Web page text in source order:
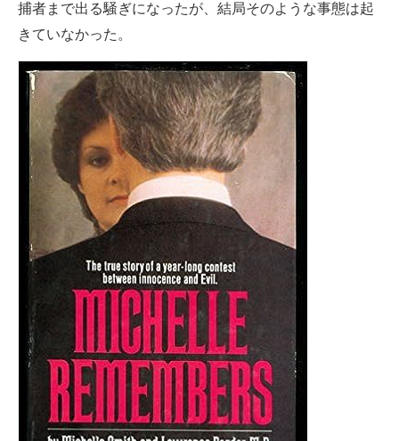
捕者まで出る騒ぎになったが、結局そのような事態は起
きていなかった。